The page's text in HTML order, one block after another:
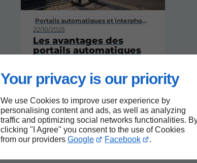
Your privacy is our priority
We use Cookies to improve user experience by
personalising content and ads, as well as analyzing
traffic and optimizing social networks functionalities.
clicking "I Agree" you consent to the use of Cookies
from our providers Google Facebook .
Portails automatiques et interphonie
22/10/2025
Les avantages des
portails automatiques